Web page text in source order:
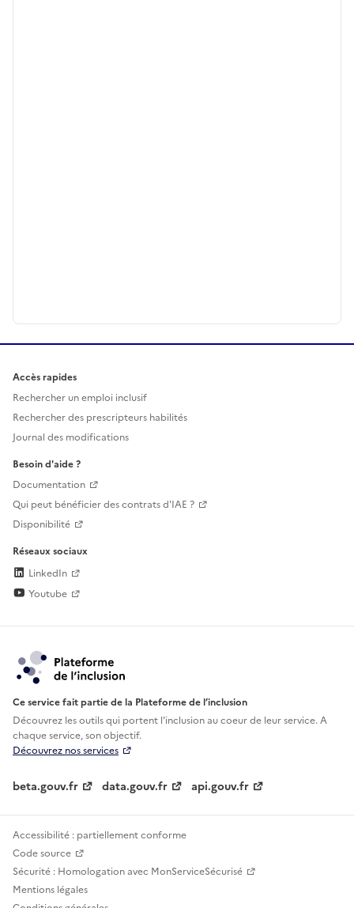
Accès rapides
Rechercher un emploi inclusif
Rechercher des prescripteurs habilités
Journal des modifications
Besoin d'aide ?
Documentation
Qui peut bénéficier des contrats d'IAE ?
Disponibilité
Réseaux sociaux
LinkedIn
Youtube
Ce service fait partie de la Plateforme de l’inclusion
Découvrez les outils qui portent l'inclusion aucoeur de leur service. A
chaque service, son objectif.
Découvrez nos services
beta.gouv.fr data.gouv.fr api.gouv.fr
Accessibilité : partiellement conforme
Code source
Sécurité : Homologation avec MonServiceSécurisé
Mentions légales